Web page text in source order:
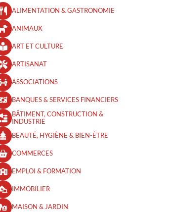
ALIMENTATION & GASTRONOMIE
ANIMAUX
ART ET CULTURE
ARTISANAT
ASSOCIATIONS
BANQUES & SERVICES FINANCIERS
BÂTIMENT, CONSTRUCTION &
INDUSTRIE
BEAUTÉ, HYGIÈNE & BIEN-ÊTRE​
COMMERCES
EMPLOI & FORMATION
IMMOBILIER
MAISON & JARDIN